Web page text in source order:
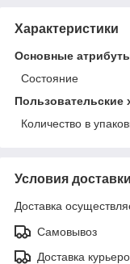
Характеристики
Основные
Состояние
Пользовательские
Количество в
Условия доставки
Доставка
Самовывоз
Доставка